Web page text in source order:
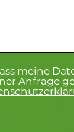
meine
Anfrage